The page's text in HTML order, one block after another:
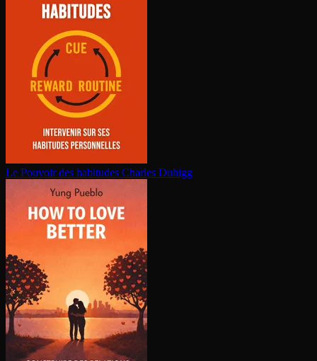
Le Pouvoir des habitudes Charles Duhigg